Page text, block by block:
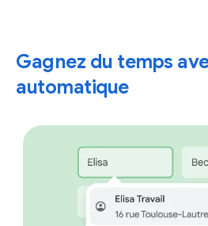
Gagnez du temps
automatique